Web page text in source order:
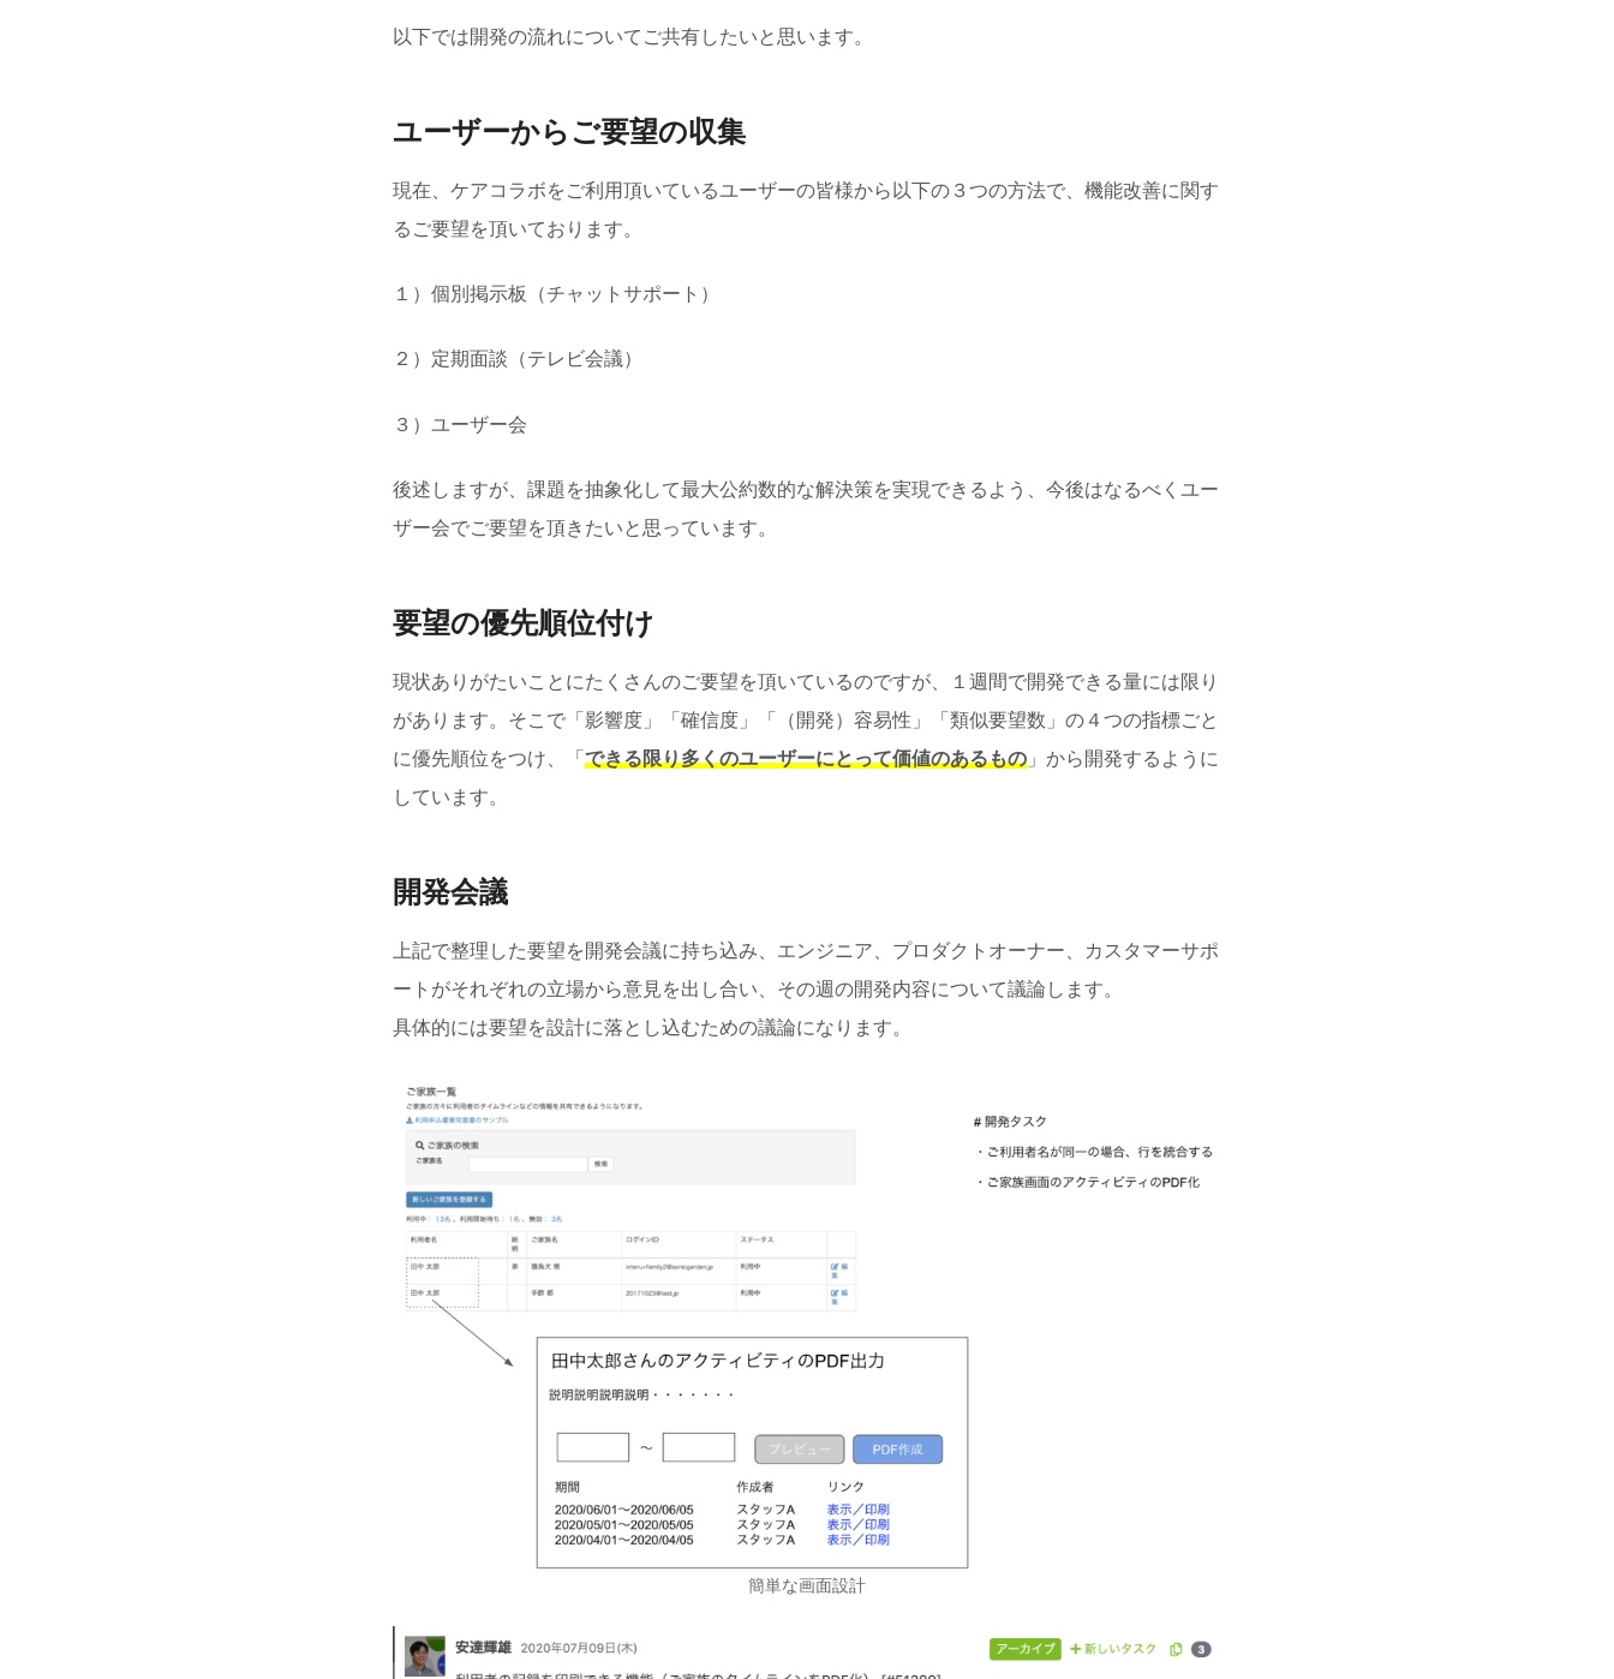
以下では開発の流れについてご共有したいと思います。
ユーザーからご要望の収集
現在、ケアコラボをご利用頂いているユーザーの皆様から以下の３つの方法で、機能改善に関す
るご要望を頂いております。
１）個別掲示板（チャットサポート）
２）定期面談（テレビ会議）
３）ユーザー会
後述しますが、課題を抽象化して最大公約数的な解決策を実現できるよう、今後はなるべくユー
ザー会でご要望を頂きたいと思っています。
要望の優先順位付け
現状ありがたいことにたくさんのご要望を頂いているのですが、１週間で開発できる量には限り
があります。そこで「影響度」「確信度」「（開発）容易性」「類似要望数」の４つの指標ごと
に優先順位をつけ、「 できる限り多くのユーザーにとって価値のあるもの 」から開発するように
しています。
開発会議
上記で整理した要望を開発会議に持ち込み、エンジニア、プロダクトオーナー、カスタマーサポ
ートがそれぞれの立場から意見を出し合い、その週の開発内容について議論します。
具体的には要望を設計に落とし込むための議論になります。
簡単な画面設計